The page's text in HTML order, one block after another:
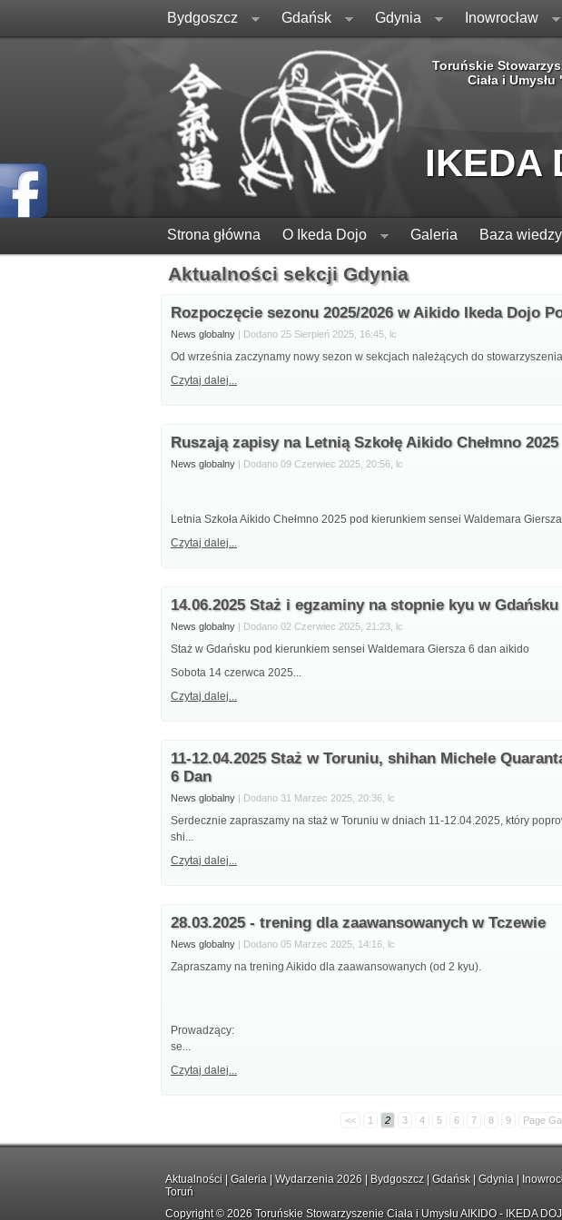
Bydgoszcz Gdańsk Gdynia Inowrocław
Toruńskie
Ciała i
IKEDA
Strona główna O Ikeda Dojo Galeria Baza wiedzy
Aktualności sekcji Gdynia
Rozpoczęcie sezonu 2025/2026 w Aikido Ikeda Dojo
News globalny | Dodano 25 Sierpień 2025, 16:45, lc
Od września zaczynamy nowy sezon w sekcjach należących do
Czytaj dalej...
Ruszają zapisy na Letnią Szkołę Aikido Chełmno 2025
News globalny | Dodano 09 Czerwiec 2025, 20:56, lc
Letnia Szkoła Aikido Chełmno 2025 pod kierunkiem sensei Waldemara
Czytaj dalej...
14.06.2025 Staż i egzaminy na stopnie kyu w Gdańsku
News globalny | Dodano 02 Czerwiec 2025, 21:23, lc
Staż w Gdańsku pod kierunkiem sensei Waldemara Giersza 6 dan aikido
Sobota 14 czerwca 2025...
Czytaj dalej...
11-12.04.2025 Staż w Toruniu, shihan Michele
6 Dan
News globalny | Dodano 31 Marzec 2025, 20:36, lc
Serdecznie zapraszamy na staż w Toruniu w dniach 11-12.04.2025, który
shi...
Czytaj dalej...
28.03.2025 - trening dla zaawansowanych w Tczewie
News globalny | Dodano 05 Marzec 2025, 14:16, lc
Zapraszamy na trening Aikido dla zaawansowanych (od 2 kyu).
Prowadzący:
se...
Czytaj dalej...
<< 1 2 3 4 5 6 7 8 9 Page
Aktualności | Galeria| Wydarzenia 2026 | Bydgoszcz | Gdańsk| Gdynia|
Toruń
Copyright © 2026 Toruńskie Stowarzyszenie Ciała i Umysłu AIKIDO - IKEDA